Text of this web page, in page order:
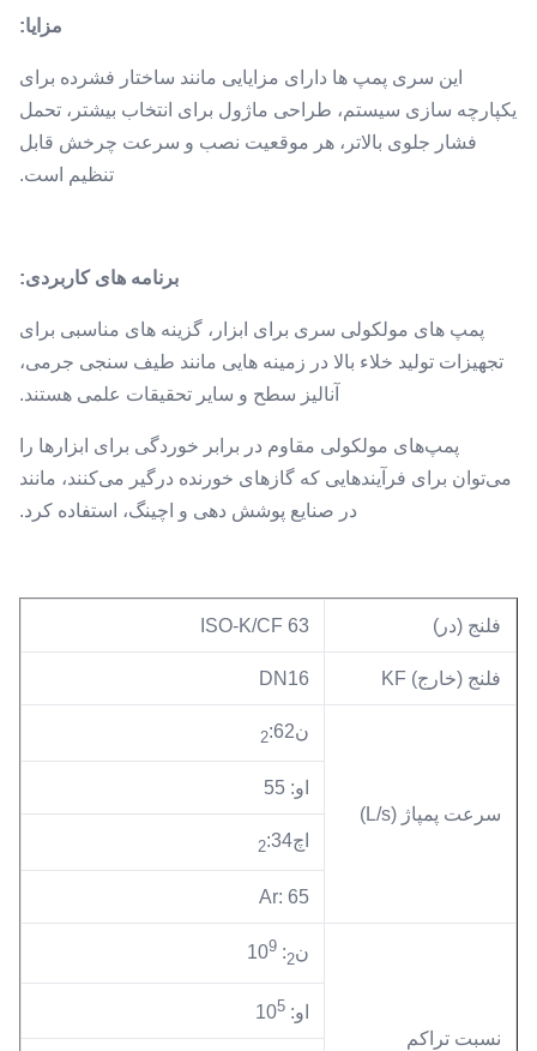
مزایا:
این سری پمپ ها دارای مزایایی مانند ساختار فشرده برای
یکپارچه سازی سیستم، طراحی ماژول برای انتخاب بیشتر، تحمل
فشار جلوی بالاتر، هر موقعیت نصب و سرعت چرخش قابل
تنظیم است.
برنامه های کاربردی:
پمپ های مولکولی سری برای ابزار، گزینه های مناسبی برای
تجهیزات تولید خلاء بالا در زمینه هایی مانند طیف سنجی جرمی،
آنالیز سطح و سایر تحقیقات علمی هستند.
پمپ‌های مولکولی مقاوم در برابر خوردگی برای ابزارها را
می‌توان برای فرآیندهایی که گازهای خورنده درگیر می‌کنند، مانند
در صنایع پوشش دهی و اچینگ، استفاده کرد.
فلنج (در) ISO-K/CF 63
فلنج (خارج) KF DN16
سرعت پمپاژ (L/s)
ن 2:62
او: 55
اچ 2:34
Ar: 65
نسبت تراکم
ن2
: 10
9
او: 10 5